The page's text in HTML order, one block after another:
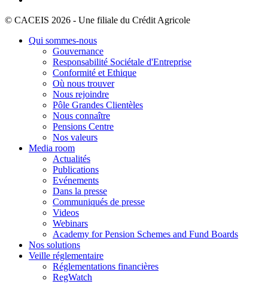
© CACEIS 2026 - Une filiale du Crédit Agricole
Qui sommes-nous
Gouvernance
Responsabilité Sociétale d'Entreprise
Conformité et Ethique
Où nous trouver
Nous rejoindre
Pôle Grandes Clientèles
Nous connaître
Pensions Centre
Nos valeurs
Media room
Actualités
Publications
Evénements
Dans la presse
Communiqués de presse
Videos
Webinars
Academy for Pension Schemes and Fund Boards
Nos solutions
Veille réglementaire
Réglementations financières
RegWatch